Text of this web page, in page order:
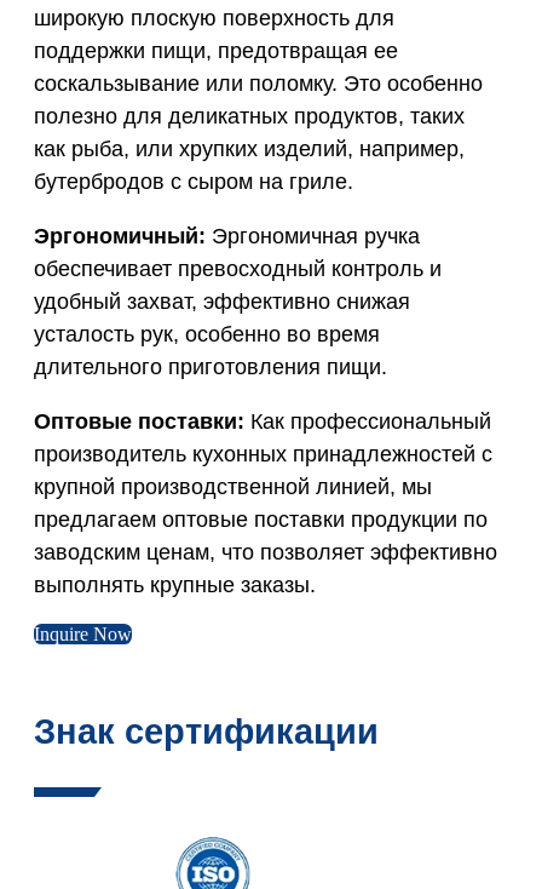
широкую плоскую поверхность для
поддержки пищи, предотвращая ее
соскальзывание или поломку. Это особенно
полезно для деликатных продуктов, таких
как рыба, или хрупких изделий, например,
бутербродов с сыром на гриле.
Эргономичный: Эргономичная ручка
обеспечивает превосходный контроль и
удобный захват, эффективно снижая
усталость рук, особенно во время
длительного приготовления пищи.
Оптовые поставки: Как профессиональный
производитель кухонных принадлежностей с
крупной производственной линией, мы
предлагаем оптовые поставки продукции по
заводским ценам, что позволяет эффективно
выполнять крупные заказы.
Inquire Now
Знак сертификации